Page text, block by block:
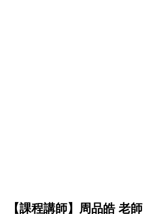
【課程講師】周品皓 老師